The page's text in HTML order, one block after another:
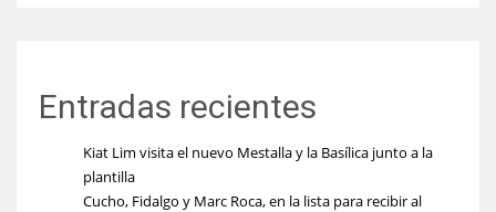
Entradas recientes
Kiat Lim visita el nuevo Mestalla y la Basílica junto a la
plantilla
Cucho, Fidalgo y Marc Roca, en la lista para recibir al